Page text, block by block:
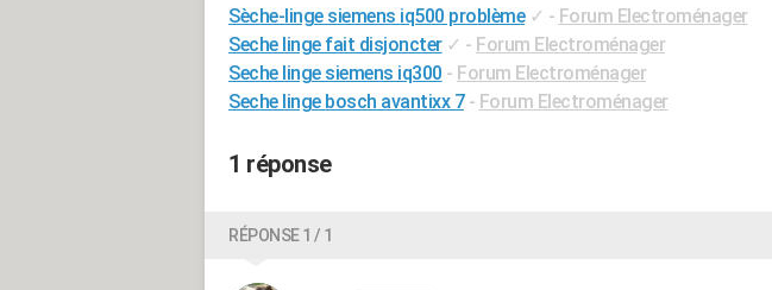
Sèche-linge siemens iq500 problème ✓ - Forum Electroménager
Seche linge fait disjoncter ✓ - Forum Electroménager
Seche linge siemens iq300 - Forum Electroménager
Seche linge bosch avantixx 7 - Forum Electroménager
1 réponse
RÉPONSE 1 / 1